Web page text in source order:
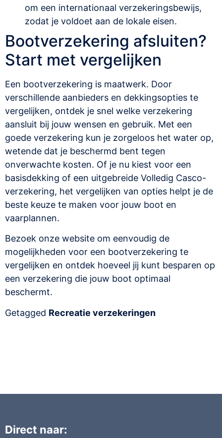
om een internationaal verzekeringsbewijs,
zodat je voldoet aan de lokale eisen.
Bootverzekering afsluiten?
Start met vergelijken
Een bootverzekering is maatwerk. Door
verschillende aanbieders en dekkingsopties te
vergelijken, ontdek je snel welke verzekering
aansluit bij jouw wensen en gebruik. Met een
goede verzekering kun je zorgeloos het water op,
wetende dat je beschermd bent tegen
onverwachte kosten. Of je nu kiest voor een
basisdekking of een uitgebreide Volledig Casco-
verzekering, het vergelijken van opties helpt je de
beste keuze te maken voor jouw boot en
vaarplannen.
Bezoek onze website om eenvoudig de
mogelijkheden voor een bootverzekering te
vergelijken en ontdek hoeveel jij kunt besparen op
een verzekering die jouw boot optimaal
beschermt.
Getagged Recreatie verzekeringen
Direct naar: